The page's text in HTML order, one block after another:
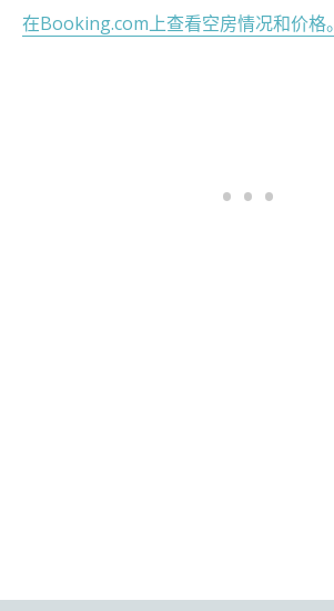
在Booking.com上查看空房情况和价格。